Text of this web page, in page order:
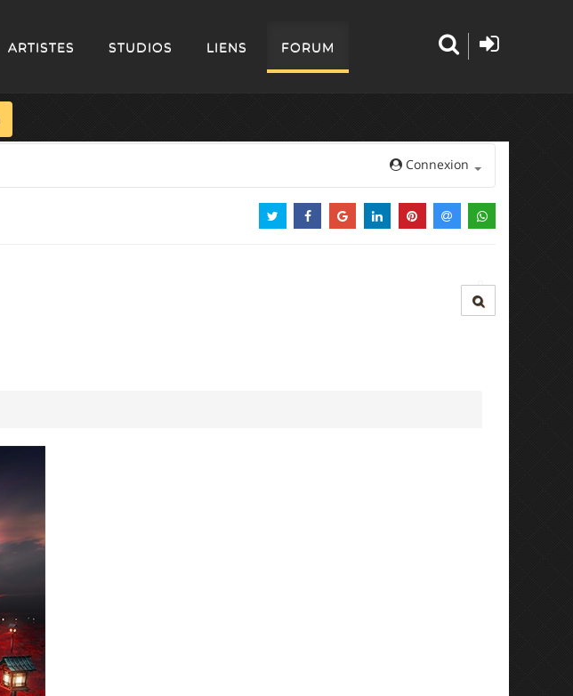
ARTISTES STUDIOS LIENS FORUM
Connexion